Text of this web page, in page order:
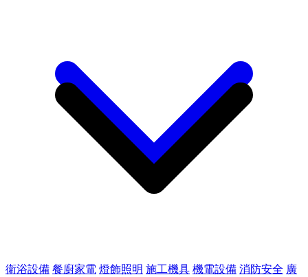
衛浴設備 餐廚家電 燈飾照明 施工機具 機電設備 消防安全 廣